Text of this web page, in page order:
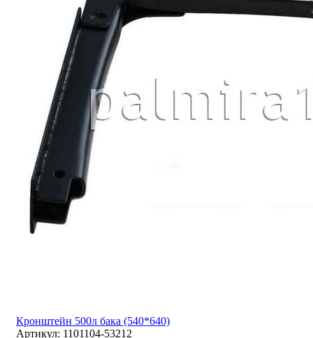
Кронштейн 500л бака (540*640)
Артикул: 1101104-53212